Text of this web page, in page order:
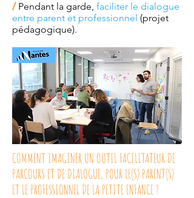
/Pendant la garde, faciliter le dialogue
entre parent et professionnel (projet
pédagogique).
COMMENT IMAGINER UN OUTIL FACILITATEUR DE
PARCOURS ET DE DIALOGUE, POUR LE(S) PARENT(S)
ET LE PROFESSIONNEL DE LA PETITE ENFANCE ?